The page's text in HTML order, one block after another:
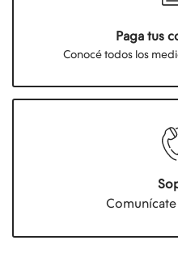
Paga tus
Conocé todos los